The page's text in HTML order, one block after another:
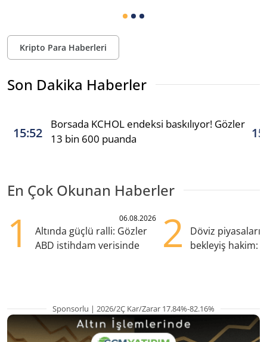
Kripto Para Haberleri
Son Dakika Haberler
15:52
Borsada KCHOL endeksi baskılıyor! Gözler
13 bin 600 puanda
En Çok Okunan Haberler
1 06.08.2026
Altında güçlü ralli: Gözler
ABD istihdam verisinde
2
Döviz
bekleyiş hakim:
Sponsorlu | 2026/2Ç Kar/Zarar 17.84%-82.16%